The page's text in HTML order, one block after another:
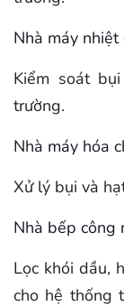
Nhà máy nhiệt
Kiểm soát
trường.
Nhà máy hóa
Xử lý bụi và
Nhà bếp công
Lọc khói dầu,
cho hệ thống